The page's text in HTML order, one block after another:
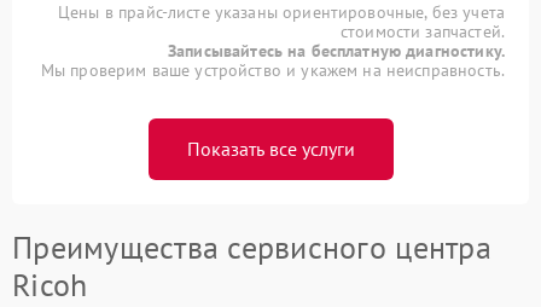
Цены в прайс-листе указаны ориентировочные, без учета
стоимости запчастей.
Записывайтесь на бесплатную диагностику.
Мы проверим ваше устройство и укажем на неисправность.
Показать все услуги
Преимущества сервисного центра
Ricoh